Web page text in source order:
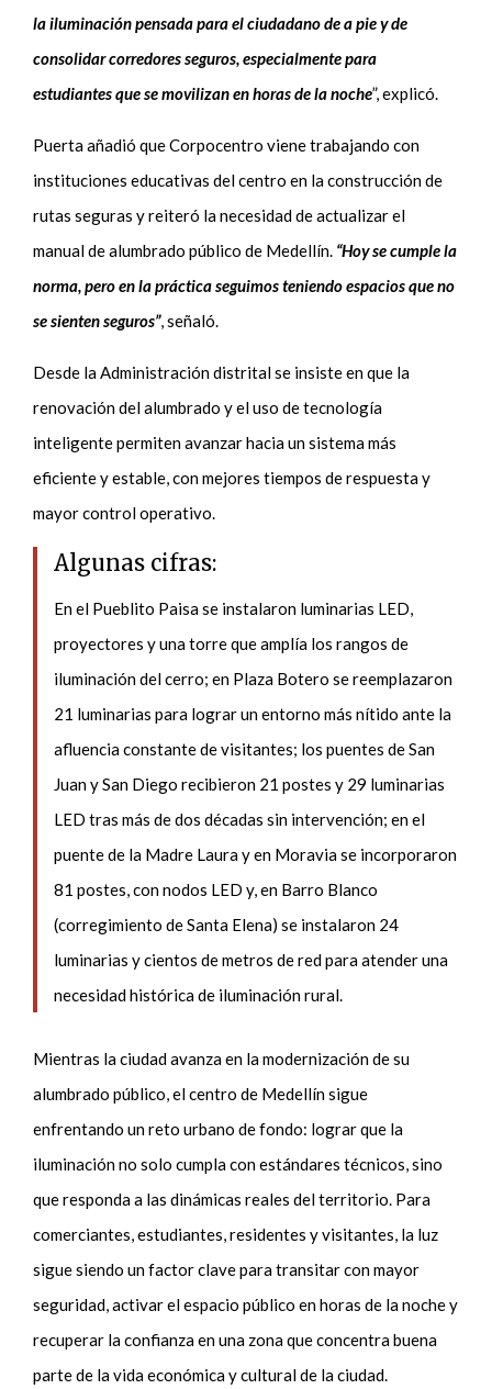
la iluminación pensada para el ciudadano de a pie y de
consolidar corredores seguros, especialmente para
estudiantes que se movilizan en horas de la noche”, explicó.
Puerta añadió que Corpocentro viene trabajando con
instituciones educativas del centro en la construcción de
rutas seguras y reiteró la necesidad de actualizar el
manual de alumbrado público de Medellín. “Hoy se cumple la
norma, pero en la práctica seguimos teniendo espacios que no
se sienten seguros”, señaló.
Desde la Administración distrital se insiste en que la
renovación del alumbrado y el uso de tecnología
inteligente permiten avanzar hacia un sistema más
eficiente y estable, con mejores tiempos de respuesta y
mayor control operativo.
Algunas cifras:
En el Pueblito Paisa se instalaron luminarias LED,
proyectores y una torre que amplía los rangos de
iluminación del cerro; en Plaza Botero se reemplazaron
21 luminarias para lograr un entorno más nítido ante la
afluencia constante de visitantes; los puentes de San
Juan y San Diego recibieron 21 postes y 29 luminarias
LED tras más de dos décadas sin intervención; en el
puente de la Madre Laura y en Moravia se incorporaron
81 postes, con nodos LED y, en Barro Blanco
(corregimiento de Santa Elena) se instalaron 24
luminarias y cientos de metros de red para atender una
necesidad histórica de iluminación rural.
Mientras la ciudad avanza en la modernización de su
alumbrado público, el centro de Medellín sigue
enfrentando un reto urbano de fondo: lograr que la
iluminación no solo cumpla con estándares técnicos, sino
que responda a las dinámicas reales del territorio. Para
comerciantes, estudiantes, residentes y visitantes, la luz
sigue siendo un factor clave para transitar con mayor
seguridad, activar el espacio público en horas de la noche y
recuperar la confianza en una zona que concentra buena
parte de la vida económica y cultural de la ciudad.